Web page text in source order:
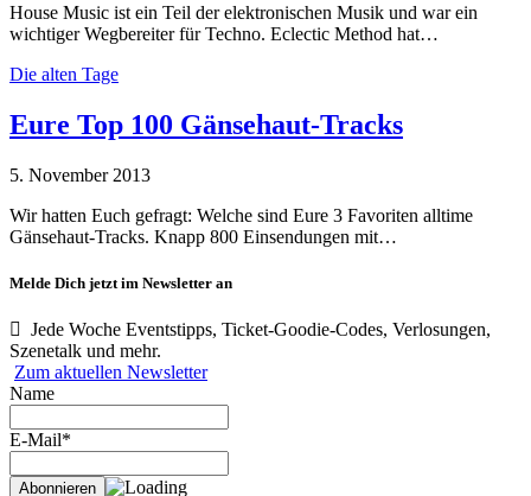
House Music ist ein Teil der elektronischen Musik und war ein
wichtiger Wegbereiter für Techno. Eclectic Method hat…
Die alten Tage
Eure Top 100 Gänsehaut-Tracks
5. November 2013
Wir hatten Euch gefragt: Welche sind Eure 3 Favoriten alltime
Gänsehaut-Tracks. Knapp 800 Einsendungen mit…
Melde Dich jetzt im Newsletter an
Jede Woche Eventstipps, Ticket-Goodie-Codes, Verlosungen,
Szenetalk und mehr.
Zum aktuellen Newsletter
Name
E-Mail*